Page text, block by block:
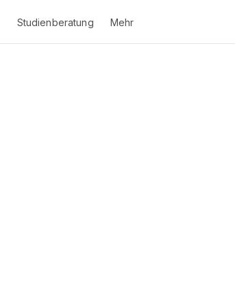
Studienberatung Mehr